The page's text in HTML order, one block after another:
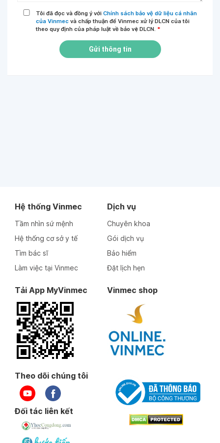
Tôi đã đọc và đồng ý với Chính sách bảo vệ dữ liệu cá nhân
của Vinmec và chấp thuận để Vinmec xử lý DLCN của tôi
theo quy định của pháp luật về bảo vệ DLCN. *
Gửi thông tin
Hệ thống Vinmec
Tầm nhìn sứ mệnh
Hệ thống cơ sở y tế
Tìm bác sĩ
Làm việc tại Vinmec
Dịch vụ
Chuyên khoa
Gói dịch vụ
Bảo hiểm
Đặt lịch hẹn
Tải App MyVinmec Vinmec shop
Theo dõi chúng tôi
Đối tác liên kết